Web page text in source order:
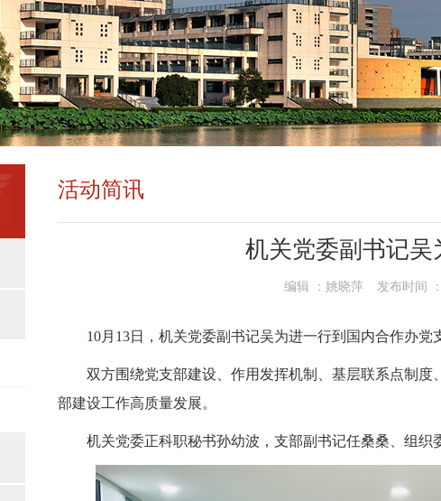
活动简讯
机关党委副书记
编辑 ： 姚晓萍 发布时间 ：
10月13日，机关党委副书记吴为进一行到国内合作办党
双方围绕党支部建设、作用发挥机制、基层联系点制
部建设工作高质量发展。
机关党委正科职秘书孙幼波，支部副书记任桑桑、组织